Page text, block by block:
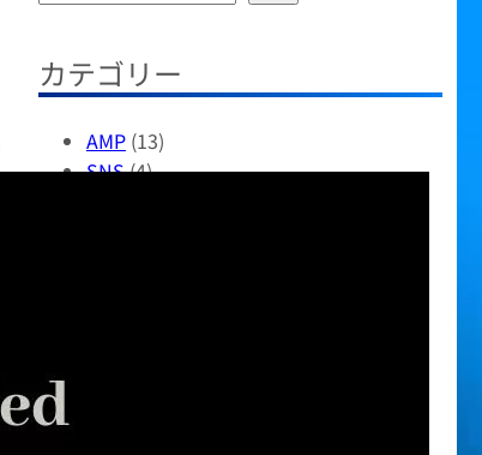
カテゴリー
AMP(13)
SNS(4)